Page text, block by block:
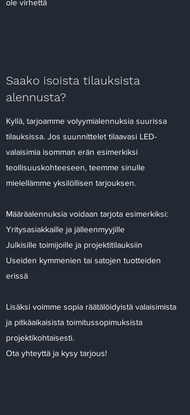
ole virhettä
Saako isoista tilauksista
alennusta?
Kyllä, tarjoamme volyymialennuksia suurissa
tilauksissa. Jos suunnittelet tilaavasi LED-
valaisimia isomman erän esimerkiksi
teollisuuskohteeseen, teemme sinulle
mielellämme yksilöllisen tarjouksen.
Määräalennuksia voidaan tarjota esimerkiksi:
Yritysasiakkaille ja jälleenmyyjille
Julkisille toimijoille ja projektitilauksiin
Useiden kymmenien tai satojen tuotteiden
erissä
Lisäksi voimme sopia räätälöidyistä valaisimista
ja pitkäaikaisista toimitussopimuksista
projektikohtaisesti.
Ota yhteyttä ja kysy tarjous!